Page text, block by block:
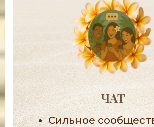
ЧАТ
Сильное